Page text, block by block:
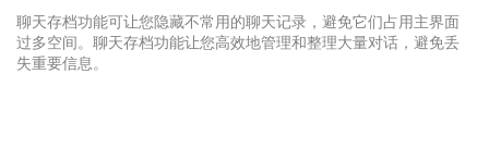
聊天存档功能可让您隐藏不常用的聊天记录，避免它们占用主界面
过多空间。聊天存档功能让您高效地管理和整理大量对话，避免丢
失重要信息。